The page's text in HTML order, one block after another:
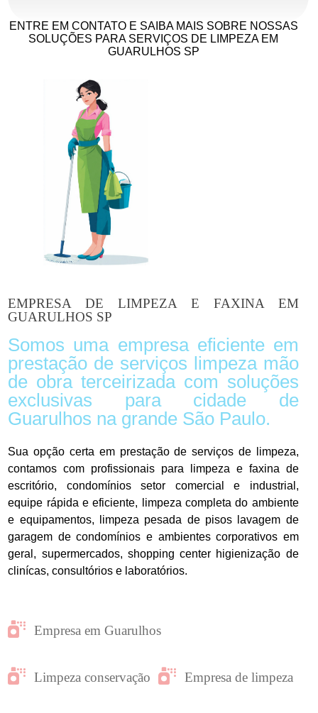
ENTRE EM CONTATO E SAIBA MAIS SOBRE NOSSAS
SOLUÇÕES PARA SERVIÇOS DE LIMPEZA EM
GUARULHOS SP
EMPRESA DE LIMPEZA E FAXINA EM
GUARULHOS SP
Somos uma empresa eficiente em
prestação de serviços limpeza mão
de obra terceirizada com soluções
exclusivas para cidade de
Guarulhos na grande São Paulo.
Sua opção certa em prestação de serviços de limpeza,
contamos com profissionais para limpeza e faxina de
escritório, condomínios setor comercial e industrial,
equipe rápida e eficiente, limpeza completa do ambiente
e equipamentos, limpeza pesada de pisos lavagem de
garagem de condomínios e ambientes corporativos em
geral, supermercados, shopping center higienização de
clinícas, consultórios e laboratórios.
Empresa em Guarulhos
Limpeza conservação Empresa de limpeza